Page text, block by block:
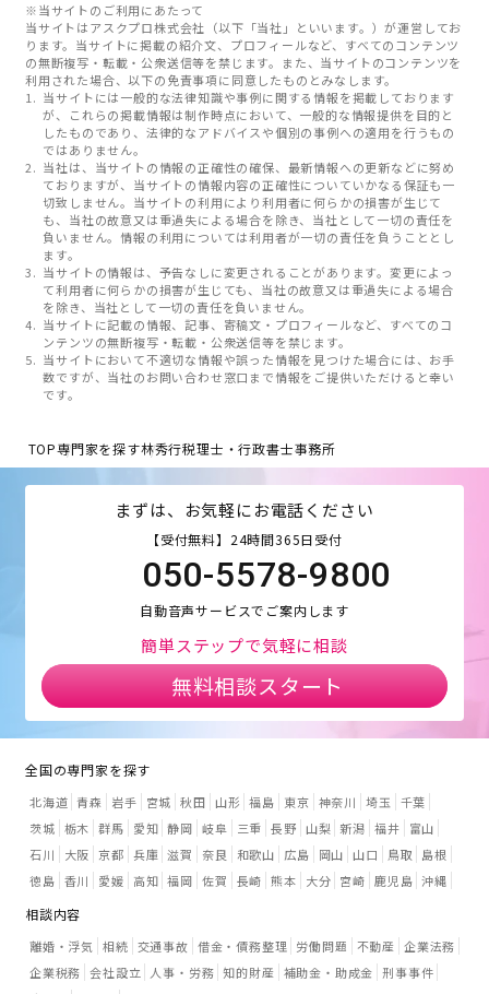
※当サイトのご利用にあたって
当サイトはアスクプロ株式会社（以下「当社」といいます。）が運営してお
ります。当サイトに掲載の紹介文、プロフィールなど、すべてのコンテンツ
の無断複写・転載・公衆送信等を禁じます。また、当サイトのコンテンツを
利用された場合、以下の免責事項に同意したものとみなします。
当サイトには一般的な法律知識や事例に関する情報を掲載しております
が、これらの掲載情報は制作時点において、一般的な情報提供を目的と
したものであり、法律的なアドバイスや個別の事例への適用を行うもの
ではありません。
当社は、当サイトの情報の正確性の確保、最新情報への更新などに努め
ておりますが、当サイトの情報内容の正確性についていかなる保証も一
切致しません。当サイトの利用により利用者に何らかの損害が生じて
も、当社の故意又は重過失による場合を除き、当社として一切の責任を
負いません。情報の利用については利用者が一切の責任を負うこととし
ます。
当サイトの情報は、予告なしに変更されることがあります。変更によっ
て利用者に何らかの損害が生じても、当社の故意又は重過失による場合
を除き、当社として一切の責任を負いません。
当サイトに記載の情報、記事、寄稿文・プロフィールなど、すべてのコ
ンテンツの無断複写・転載・公衆送信等を禁じます。
当サイトにおいて不適切な情報や誤った情報を見つけた場合には、お手
数ですが、当社のお問い合わせ窓口まで情報をご提供いただけると幸い
です。
TOP専門家を探す林秀行税理士・行政書士事務所
まずは、お気軽にお電話ください
【受付無料】24時間365日受付
050-5578-9800
自動音声サービスでご案内します
簡単ステップで気軽に相談
無料相談スタート
全国の専門家を探す
北海道 青森 岩手 宮城 秋田 山形 福島 東京 神奈川 埼玉
千葉
茨城 栃木 群馬 愛知 静岡 岐阜 三重 長野 山梨 新潟 福井
富山
石川
大阪 京都 兵庫 滋賀 奈良 和歌山 広島 岡山 山口 鳥取
島根
徳島 香川 愛媛 高知 福岡 佐賀 長崎 熊本 大分 宮崎 鹿児島 沖縄
相談内容
離婚・浮気 相続 交通事故 借金・債務整理 労働問題 不動産 企業法務
企業税務 会社設立 人事・労務 知的財産 補助金・助成金 刑事事件